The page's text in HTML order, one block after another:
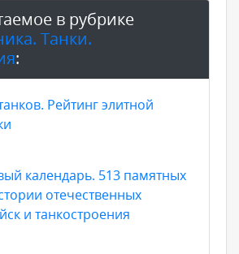
в рубрике
Танки.
:
Рейтинг элитной
календарь. 513 памятных
отечественных
и танкостроения